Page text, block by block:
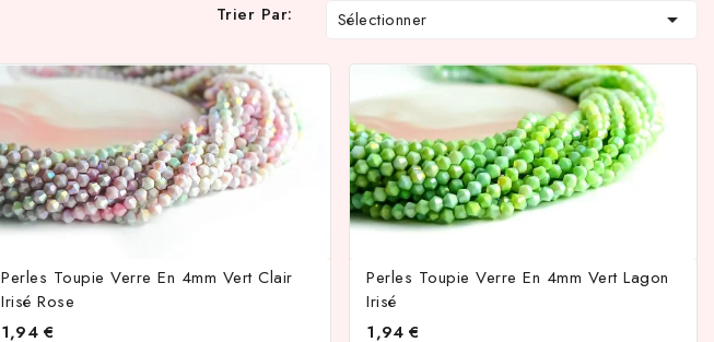
Trier Par: Sélectionner 
Perles Toupie Verre En 4mm Vert Clair
Irisé Rose
1,94 €
Perles Toupie Verre En 4mm Vert Lagon
Irisé
1,94 €